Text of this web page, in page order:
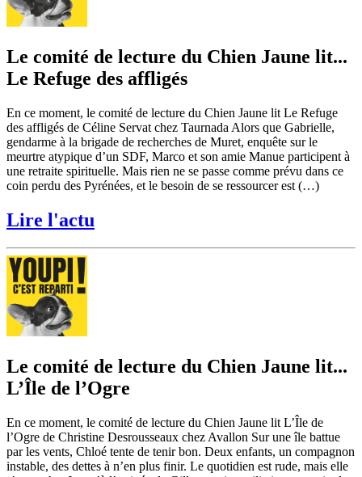
Le comité de lecture du Chien Jaune lit...
Le Refuge des affligés
En ce moment, le comité de lecture du Chien Jaune lit Le Refuge
des affligés de Céline Servat chez Taurnada Alors que Gabrielle,
gendarme à la brigade de recherches de Muret, enquête sur le
meurtre atypique d’un SDF, Marco et son amie Manue participent à
une retraite spirituelle. Mais rien ne se passe comme prévu dans ce
coin perdu des Pyrénées, et le besoin de se ressourcer est (…)
Lire l'actu
Le comité de lecture du Chien Jaune lit...
L’Île de l’Ogre
En ce moment, le comité de lecture du Chien Jaune lit L’Île de
l’Ogre de Christine Desrousseaux chez Avallon Sur une île battue
par les vents, Chloé tente de tenir bon. Deux enfants, un compagnon
instable, des dettes à n’en plus finir. Le quotidien est rude, mais elle